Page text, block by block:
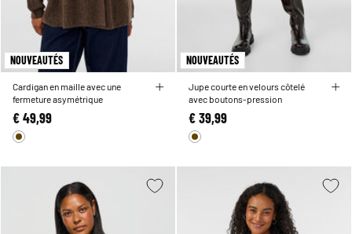
NOUVEAUTÉS
Cardigan en maille avec une
fermeture asymétrique
€ 49,99
NOUVEAUTÉS
Jupe courte en velours côtelé
avec boutons-pression
€ 39,99